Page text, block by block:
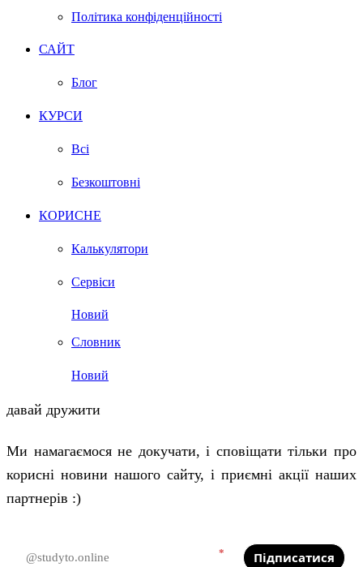
Політика конфіденційності
САЙТ
Блог
КУРСИ
Всі
Безкоштовні
КОРИСНЕ
Калькулятори
Сервіси
Новий
Словник
Новий
давай дружити
Ми намагаємося не докучати, і сповіщати тільки про
корисні новини нашого сайту, і приємні акції наших
партнерів :)
* Підписатися